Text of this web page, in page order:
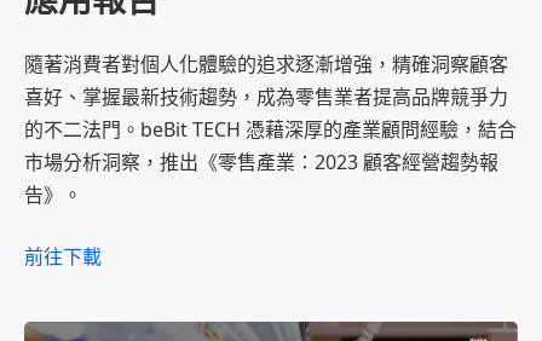
AgentBit 數據變現
AI 自動化導購劇本
AI 廣告優化模組
數據策略顧問
品牌成功案例
資源與活動
產業白皮書
關於 beBit TECH
公司介紹
OmniSegment
隨著消費者對個人化體驗的追求逐漸增強，精確洞察顧客
喜好、掌握最新技術趨勢，成為零售業者提高品牌競爭力
的不二法門。beBit TECH 憑藉深厚的產業顧問經驗，結合
市場分析洞察，推出《零售產業：2023 顧客經營趨勢報
告》。
前往下載